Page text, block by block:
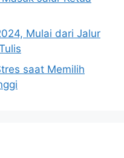
Mulai dari Jalur
saat Memilih